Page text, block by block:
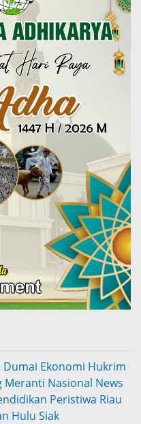
Dumai Ekonomi Hukrim
Meranti Nasional News
Peristiwa Riau
Hulu Siak